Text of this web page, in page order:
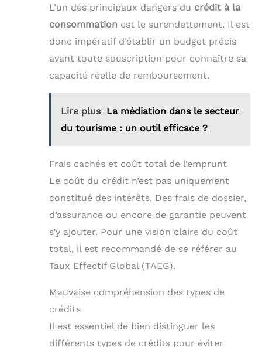
L’un des principaux dangers du crédit à la
consommation est le surendettement. Il est
donc impératif d’établir un budget précis
avant toute souscription pour connaître sa
capacité réelle de remboursement.
Lire plus La médiation dans le secteur
du tourisme : un outil efficace ?
Frais cachés et coût total de l’emprunt
Le coût du crédit n’est pas uniquement
constitué des intérêts. Des frais de dossier,
d’assurance ou encore de garantie peuvent
s’y ajouter. Pour une vision claire du coût
total, il est recommandé de se référer au
Taux Effectif Global (TAEG).
Mauvaise compréhension des types de
crédits
Il est essentiel de bien distinguer les
différents types de crédits pour éviter